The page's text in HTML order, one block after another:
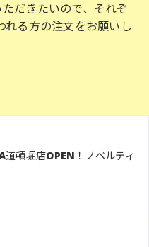
だきたいので、それぞ
る方の注文をお願いし
頓堀店OPEN！ノベルティ